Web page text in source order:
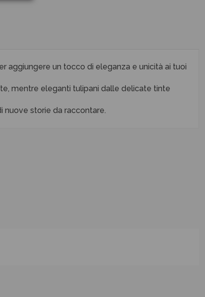
aggiungere un tocco di eleganza e unicità ai tuoi
mentre eleganti tulipani dalle delicate tinte
nuove storie da raccontare.